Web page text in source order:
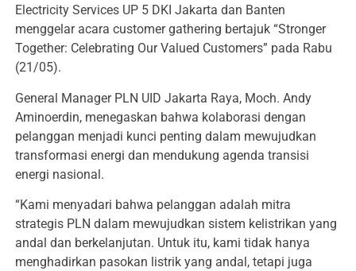
Electricity Services UP 5 DKI Jakarta dan Banten
menggelar acara customer gathering bertajuk “Stronger
Together: Celebrating Our Valued Customers” pada Rabu
(21/05).
General Manager PLN UID Jakarta Raya, Moch. Andy
Aminoerdin, menegaskan bahwa kolaborasi dengan
pelanggan menjadi kunci penting dalam mewujudkan
transformasi energi dan mendukung agenda transisi
energi nasional.
“Kami menyadari bahwa pelanggan adalah mitra
strategis PLN dalam mewujudkan sistem kelistrikan yang
andal dan berkelanjutan. Untuk itu, kami tidak hanya
menghadirkan pasokan listrik yang andal, tetapi juga